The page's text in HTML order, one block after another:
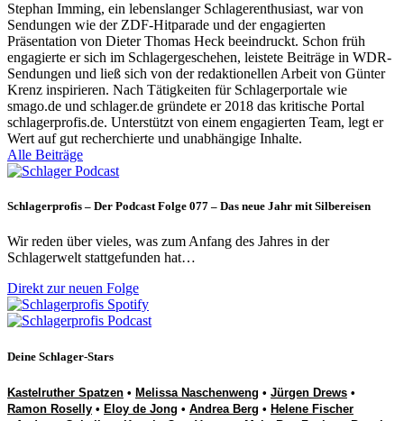
Stephan Imming, ein lebenslanger Schlagerenthusiast, war von
Sendungen wie der ZDF-Hitparade und der engagierten
Präsentation von Dieter Thomas Heck beeindruckt. Schon früh
engagierte er sich im Schlagergeschehen, leistete Beiträge in WDR-
Sendungen und ließ sich von der redaktionellen Arbeit von Günter
Krenz inspirieren. Nach Tätigkeiten für Schlagerportale wie
smago.de und schlager.de gründete er 2018 das kritische Portal
schlagerprofis.de. Unterstützt von einem engagierten Team, legt er
Wert auf gut recherchierte und unabhängige Inhalte.
Alle Beiträge
Schlagerprofis – Der Podcast Folge 077 – Das neue Jahr mit Silbereisen
Wir reden über vieles, was zum Anfang des Jahres in der
Schlagerwelt stattgefunden hat…
Direkt zur neuen Folge
Deine Schlager-Stars
Kastelruther Spatzen • Melissa Naschenweng • Jürgen Drews •
Ramon Roselly • Eloy de Jong • Andrea Berg • Helene Fischer